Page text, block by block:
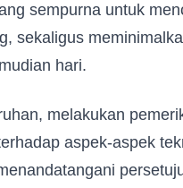
sempurna untuk
sekaligus
hari.
melakukan
aspek-aspek